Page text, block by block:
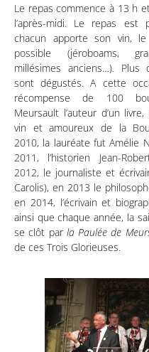
Le repas commence à 13 h
l’après-midi. Le repas est
chacun apporte son vin,
possible (jéroboams,
millésimes anciens…).
sont dégustés. A cette
récompense de 100
Meursault l’auteur d’un
vin et amoureux de la
2010, la lauréate fut Amélie
2011, l’historien Jean-
2012, le journaliste et
Carolis), en 2013 le
en 2014, l’écrivain et
ainsi que chaque année, la
se clôt par la Paulée de
de ces Trois Glorieuses.